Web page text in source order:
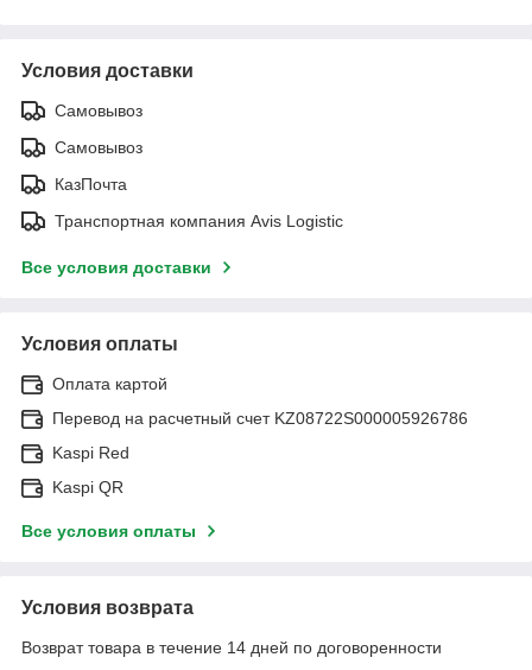
Условия доставки
Самовывоз
Самовывоз
КазПочта
Транспортная компания Avis Logistic
Все условия доставки
Условия оплаты
Оплата картой
Перевод на расчетный счет KZ08722S000005926786
Kaspi Red
Kaspi QR
Все условия оплаты
Условия возврата
Возврат товара в течение 14 дней по договоренности